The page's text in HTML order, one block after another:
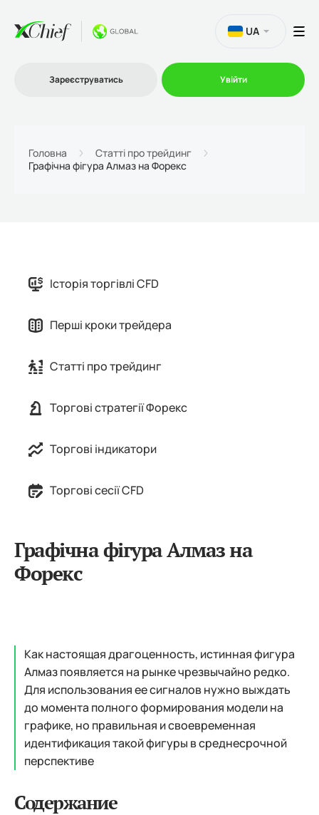
Партнерська програма
UA
Зареєструватись Увійти
Головна
Статті про трейдинг
Графічна фігура Алмаз на Форекс
Історія торгівлі CFD
Перші кроки трейдера
Статті про трейдинг
Торгові стратегії Форекс
Торгові індикатори
Торгові сесії CFD
Графічна фігура Алмаз на
Форекс
Как настоящая драгоценность, истинная фигура
Алмаз появляется на рынке чрезвычайно редко.
Для использования ее сигналов нужно выждать
до момента полного формирования модели на
графике, но правильная и своевременная
идентификация такой фигуры в среднесрочной
перспективе
Содержание